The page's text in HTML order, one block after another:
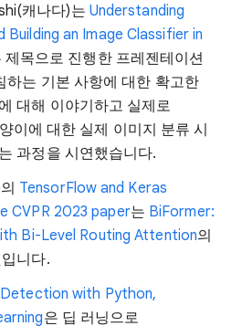
캐나다)는 Understanding
an Image Classifier in
제목으로 진행한 프레젠테이션
하는 기본 사항에 대한 확고한
대해 이야기하고 실제로
이에 대한 실제 이미지 분류 시
과정을 시연했습니다.
TensorFlow and Keras
CVPR 2023 paper는 BiFormer:
Bi-Level Routing Attention의
니다.
Detection with Python,
은 딥 러닝으로